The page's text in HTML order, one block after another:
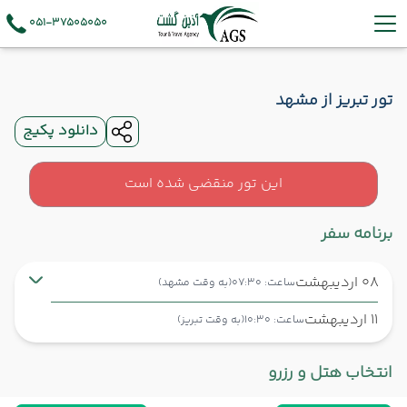
051-37505050
تور تبریز از مشهد
دانلود پکیج
این تور منقضی شده است
برنامه سفر
08 اردیبهشت ساعت: 07:30 (به وقت مشهد)
11 اردیبهشت ساعت: 10:30 (به وقت تبریز)
شروع سفر مشهد ,
انتخاب هتل و رزرو